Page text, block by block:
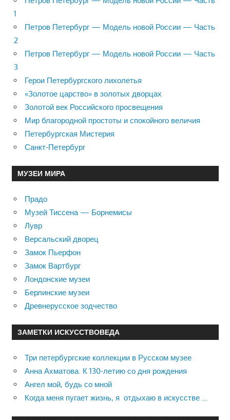
1
Петров Петербург — Модель новой России — Часть
2
Петров Петербург — Модель новой России — Часть
3
Герои Петербургского лихолетья
«Золотое царство» в золотых дворцах
Золотой век Российского просвещения
Мир благородной простоты и спокойного величия
Петербургская Мистерия
Санкт-Петербург
МУЗЕИ МИРА
Прадо
Музей Тиссена — Борнемисы
Лувр
Версальский дворец
Замок Пьерфон
Замок Вартбург
Лондонские музеи
Берлинские музеи
Древнерусское зодчество
ЗАМЕТКИ ИСКУССТВОВЕДА
Три петербургские коллекции в Русском музее
Анна Ахматова. К 130-летию со дня рождения
Ангел мой, будь со мной
Когда меня пугает жизнь, я отдыхаю в искусстве …